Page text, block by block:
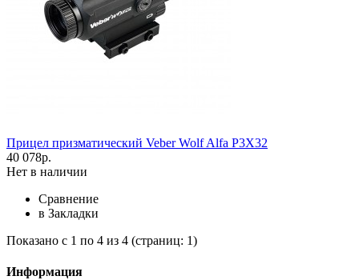
Прицел призматический Veber Wolf Alfa P3X32
40 078р.
Нет в наличии
Сравнение
в Закладки
Показано с 1 по 4 из 4 (страниц: 1)
Информация